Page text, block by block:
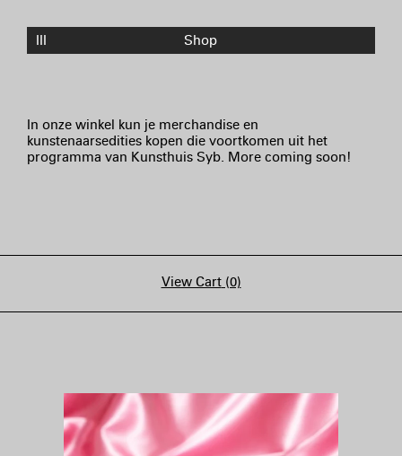
III Shop
In onze winkel kun je merchandise en
kunstenaarsedities kopen die voortkomen uit het
programma van Kunsthuis Syb. More coming soon!
View Cart(0)